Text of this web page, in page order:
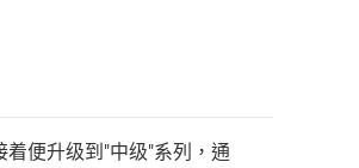
便升级到"中级"系列，通